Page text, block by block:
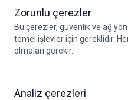
Zorunlu çerezler
Bu çerezler, güvenlik ve ağ
temel işlevler için gereklidir.
olmaları gerekir.
Analiz çerezleri